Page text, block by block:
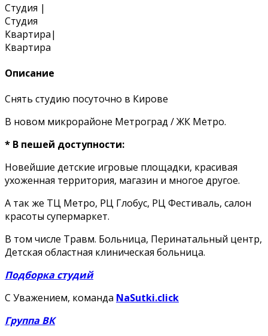
Студия |
Студия
Квартира|
Квартира
Описание
Снять студию посуточно в Кирове
В новом микрорайоне Метроград / ЖК Метро.
* В пешей доступности:
Новейшие детские игровые площадки, красивая
ухоженная территория, магазин и многое другое.
А так же ТЦ Метро, РЦ Глобус, РЦ Фестиваль, салон
красоты супермаркет.
В том числе Травм. Больница, Перинатальный центр,
Детская областная клиническая больница.
Подборка студий
С Уважением, команда NaSutki.click
Группа ВК